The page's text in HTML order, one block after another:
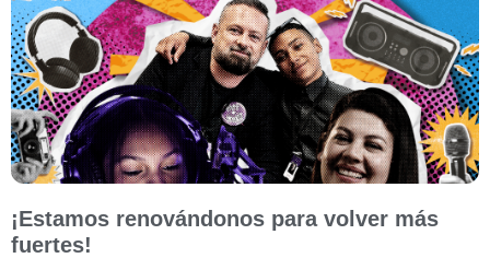
¡Estamos renovándonos para volver más
fuertes!